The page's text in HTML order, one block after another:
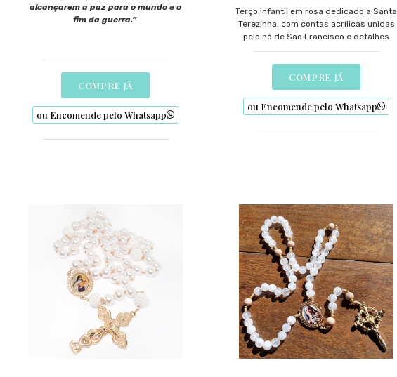
alcançarem a paz para o mundo e o
fim da guerra.”
COMPRE JÁ
ou Encomende pelo Whatsapp
Terço infantil em rosa dedicado a Santa
Terezinha, com contas acrílicas unidas
pelo nó de São Francisco e detalhes
artesanais em biscuit. Uma expressão
de fé para os mais jovens.
COMPRE JÁ
ou Encomende pelo Whatsapp